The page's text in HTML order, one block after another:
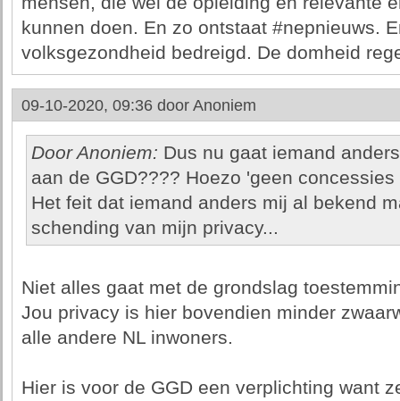
kunnen doen. En zo ontstaat #nepnieuws.
volksgezondheid bedreigd. De domheid
09-10-2020, 09:36 door Anoniem
Door Anoniem: Dus nu gaat iemand
aan de GGD???? Hoezo 'geen
Het feit dat iemand anders mij al bekend
schending van mijn privacy...
Niet alles gaat met de grondslag
Jou privacy is hier bovendien minder
alle andere NL inwoners.
Hier is voor de GGD een verplichting want